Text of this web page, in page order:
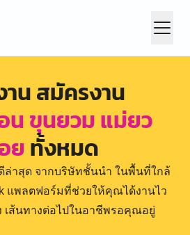
น สมัครงาน
น ขุนยวม แม่ยว
ยทั้งหมด
าสุด จากบริษัทชั้นนำ ในพื้นที่ใกล้
แพลตฟอร์มที่ช่วยให้คุณได้งานไว
เส้นทางต่อไปในอาชีพรอคุณอยู่